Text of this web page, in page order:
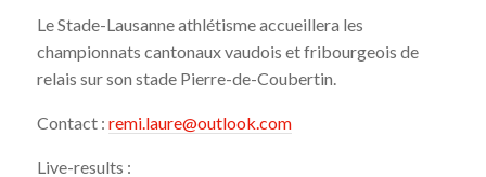
Le Stade-Lausanne athlétisme accueillera les
championnats cantonaux vaudois et fribourgeois de
relais sur son stade Pierre-de-Coubertin.
Contact : remi.laure@outlook.com
Live-results :